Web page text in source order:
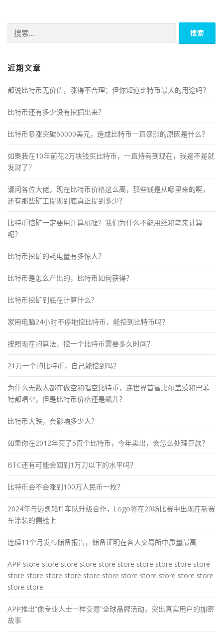
索：
近期文章
都说比特币无价值，涨得不合理；但你知道比特币最大的用途吗？
比特币还有多少没有挖掘出来？
比特币暴涨突破60000美元，造成比特币一直暴涨的原因是什么？
如果我在10年前花2万块钱买比特币，一直持有到现在，我是不是就
发财了？
请问各位大佬，现在比特币价格这么高，那些钱是从哪里来的啊，
还有那些矿工提现到底真正提到多少？
比特币挖矿一定要用计算机嚒？我们为什么不能用纸和笔来计算
呢？
比特币挖矿的耗电量有多惊人？
比特币是怎么产出的，比特币如何获得？
比特币挖矿到底在计算什么？
家用电脑24小时不停地挖比特币，能挖到比特币吗？
按照现在的算法，挖一个比特币需要多久时间？
21万一个的比特币，自己能挖到吗？
为什么无数人都在做空和唱空比特币，连世界首富比尔盖茨和巴菲
特都唱空，但是比特币价格还是飙升？
比特币大跌，会影响多少人？
如果你在2012年买了5百个比特币，今年卖出，会怎么处理巨款？
BTC还有可能会回到1万刀以下的水平吗？
比特币会不会涨到100万人民币一枚？
2024年与迈凯轮f1车队升级合作，Logo将在20场比赛中出现在新赛
车涂装的侧舱上
连续11个月发布储备报告，储备证明在各大交易所中质量最高
APP store store store store store store store store store store
store store store store store store store store store store store
store store
APP推出“像专业人士一样交易”全球品牌活动，突出真实用户的加密
故事